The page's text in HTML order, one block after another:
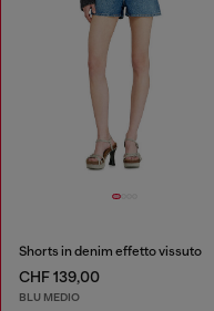
Shorts in denim effetto vissuto
CHF 139,00
BLU MEDIO